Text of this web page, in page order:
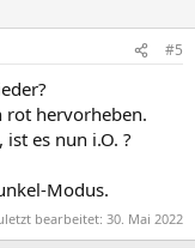
#5
rot hervorheben.
es nun i.O. ?
Modus.
bearbeitet: 30. Mai 2022